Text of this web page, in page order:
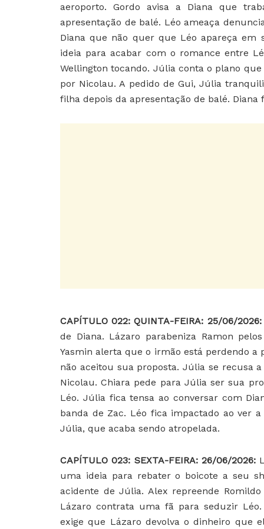
aeroporto. Gordo avisa a Diana que
apresentação de balé. Léo ameaça
Diana que não quer que Léo apareça em
ideia para acabar com o romance entre
Wellington tocando. Júlia conta o plano
por Nicolau. A pedido de Gui, Júlia
filha depois da apresentação de balé.
CAPÍTULO 022: QUINTA-FEIRA: 25/06/
de Diana. Lázaro parabeniza Ramon
Yasmin alerta que o irmão está perdendo
não aceitou sua proposta. Júlia se recusa
Nicolau. Chiara pede para Júlia ser sua
Léo. Júlia fica tensa ao conversar com
banda de Zac. Léo fica impactado ao ver
Júlia, que acaba sendo atropelada.
CAPÍTULO 023: SEXTA-FEIRA: 26/06/2026:
uma ideia para rebater o boicote a seu
acidente de Júlia. Alex repreende
Lázaro contrata uma fã para seduzir
exige que Lázaro devolva o dinheiro que